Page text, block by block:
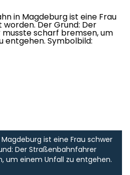
ist eine Frau schwer
Der Straßenbahnfahrer
um einem Unfall zu entgehen.